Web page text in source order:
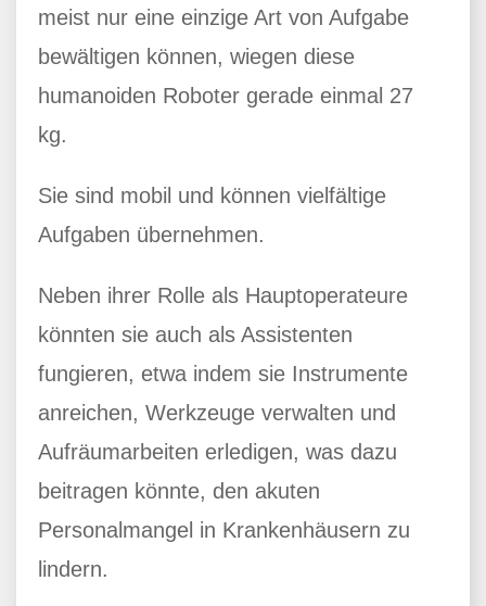
meist nur eine einzige Art von Aufgabe
bewältigen können, wiegen diese
humanoiden Roboter gerade einmal 27
kg.
Sie sind mobil und können vielfältige
Aufgaben übernehmen.
Neben ihrer Rolle als Hauptoperateure
könnten sie auch als Assistenten
fungieren, etwa indem sie Instrumente
anreichen, Werkzeuge verwalten und
Aufräumarbeiten erledigen, was dazu
beitragen könnte, den akuten
Personalmangel in Krankenhäusern zu
lindern.